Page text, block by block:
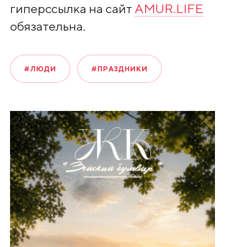
гиперссылка на сайт AMUR.LIFE
обязательна.
#ЛЮДИ #ПРАЗДНИКИ